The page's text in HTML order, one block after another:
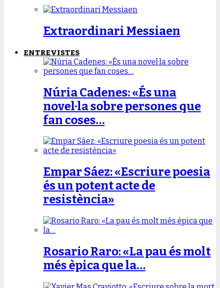
Extraordinari Messiaen
ENTREVISTES
Núria Cadenes: «És una
novel·la sobre persones que
fan coses…
Empar Sáez: «Escriure poesia
és un potent acte de
resistència»
Rosario Raro: «La pau és molt
més èpica que la…